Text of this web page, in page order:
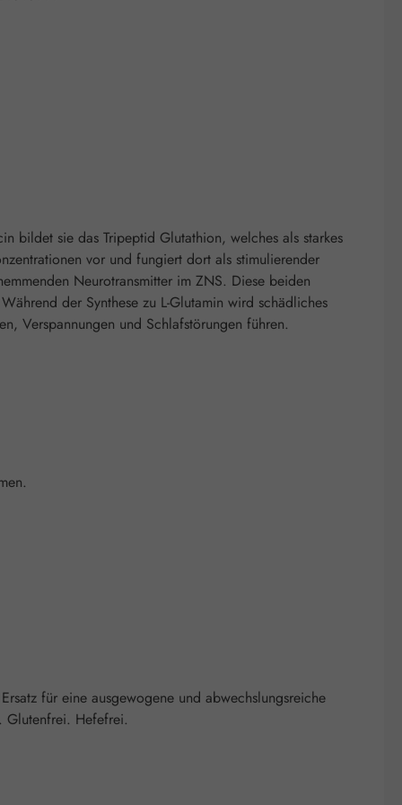
bildet sie das Tripeptid Glutathion, welches als starkes
vor und fungiert dort als stimulierender
Neurotransmitter im ZNS. Diese beiden
der Synthese zu L-Glutamin wird schädliches
Verspannungen und Schlafstörungen führen.
für eine ausgewogene und abwechslungsreiche
Glutenfrei. Hefefrei.